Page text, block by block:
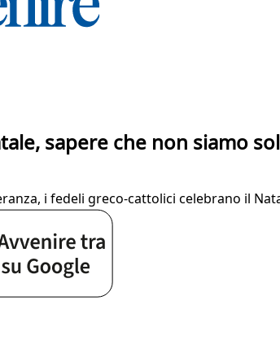
sapere che non siamo
i fedeli greco-cattolici celebrano il